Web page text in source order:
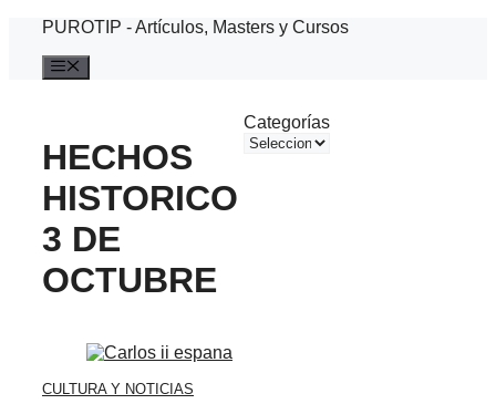
Saltar
contenido
PUROTIP - Artículos, Masters y Cursos
HECHOS
HISTORICO
3 DE
OCTUBRE
Categorías
CULTURA Y NOTICIAS